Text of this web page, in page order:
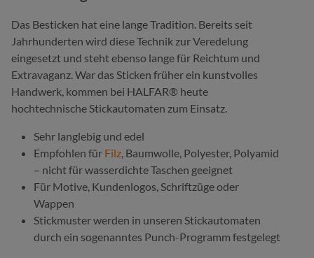
Das Besticken hat eine lange Tradition. Bereits seit
Jahrhunderten wird diese Technik zur Veredelung
eingesetzt und steht ebenso lange für Reichtum und
Extravaganz. War das Sticken früher ein kunstvolles
Handwerk, kommen bei HALFAR® heute
hochtechnische Stickautomaten zum Einsatz.
Sehr langlebig und edel
Empfohlen für Filz, Baumwolle, Polyester, Polyamid
– nicht für wasserdichte Taschen geeignet
Für Motive, Kundenlogos, Schriftzüge oder
Wappen
Stickmuster werden in unseren Stickautomaten
durch ein sogenanntes Punch-Programm festgelegt